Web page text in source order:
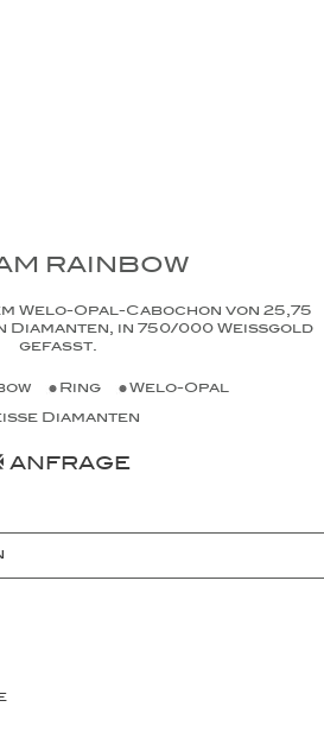
RAINBOW
Welo-Opal-Cabochon von 25,75
Diamanten, in 750/000 Weißgold
gefasst.
Ring
Welo-Opal
Diamanten
ANFRAGE